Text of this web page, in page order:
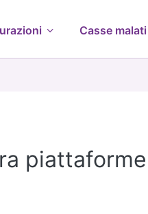
Casse malati
piattaforme